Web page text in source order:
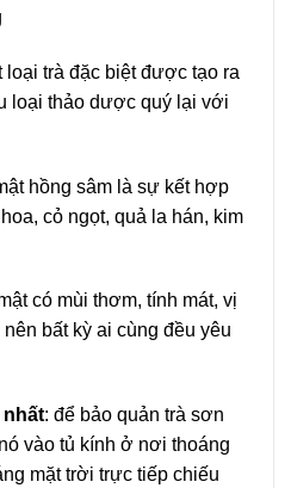
loại trà đặc biệt được tạo ra
loại thảo dược quý lại với
hồng sâm là sự kết hợp
cỏ ngọt, quả la hán, kim
có mùi thơm, tính mát, vị
bất kỳ ai cùng đều yêu
nhất: để bảo quản trà sơn
vào tủ kính ở nơi thoáng
mặt trời trực tiếp chiếu